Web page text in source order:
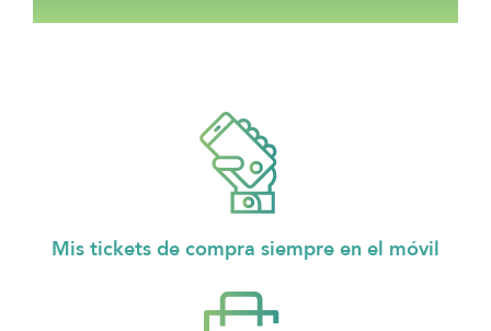
Mis tickets de compra siempre en el móvil